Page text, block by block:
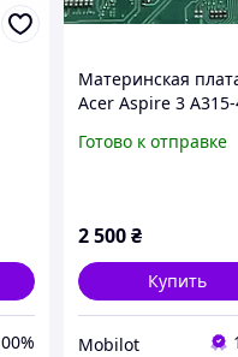
Материнская
Acer Aspire 3 A315-
Готово к отправке
2 500 ₴
Купить
Mobilot